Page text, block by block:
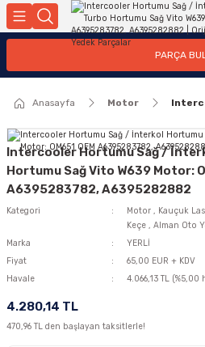
Geri Dön
Geri Dön
Geri Dön
Yakıt Pompası, Yakıt Hatları
Geri Dön
Geri Dön
Geri Dön
Kollar
Geri Dön
Geri Dön
Ön Arka
Geri Dön
PARÇA BUL
Anasayfa Motor
Intercooler Hortumu Sağ /
Hortumu Sağ Vito W639 Motor:
A6395283782, A6395282882
Kategori Motor , Kauçuk
Keçe , Alman Oto
Marka
YERLİ
Fiyat
65,00 EUR + KDV
Havale
4.066,13 TL
4.280,14 TL
470,96 TL den başlayan taksitlerle!